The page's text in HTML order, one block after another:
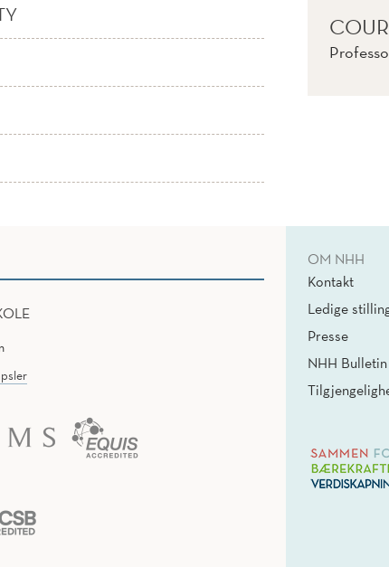
OM NHH
Kontakt
Ledige
Presse
NHH Bulletin